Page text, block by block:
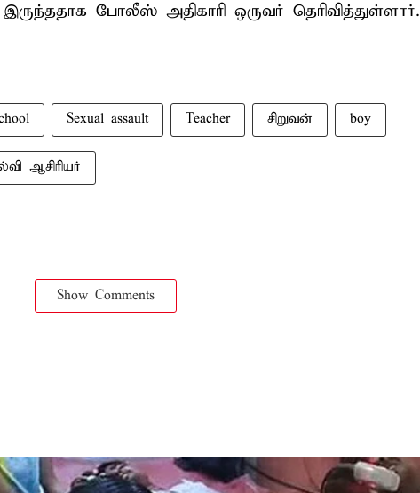
போலீஸ் அதிகாரி ஒருவர் தெரிவித்துள்ளார்.
Sexual assault Teacher சிறுவன் boy
ஆசிரியர்
Show Comments